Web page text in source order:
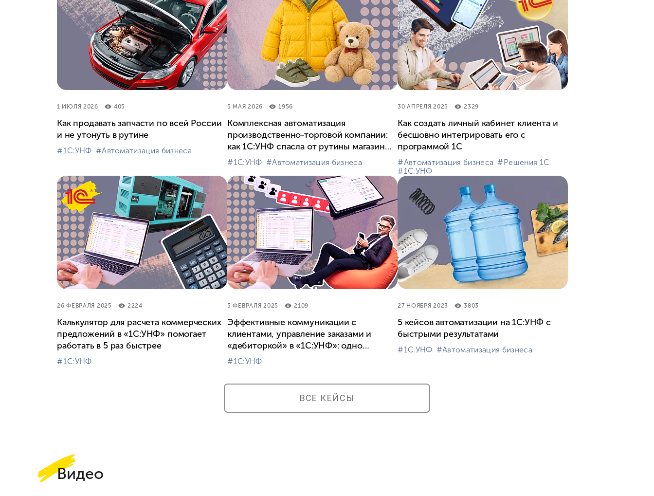
1 ИЮЛЯ 2026 405
Как продавать запчасти по всей России
и не утонуть в рутине
#⁣1С:УНФ #⁣Автоматизация бизнеса
5 МАЯ 2026 1956
Комплексная автоматизация
производственно-торговой компании:
как 1С:УНФ спасла от рутины магазин
«Егорка»
#⁣1С:УНФ #⁣Автоматизация бизнеса
30 АПРЕЛЯ 2025 2329
Как создать личный кабинет клиента и
бесшовно интегрировать его с
программой 1С
#⁣Автоматизация бизнеса #⁣Решения 1С
#⁣1С:УНФ
26 ФЕВРАЛЯ 2025 2224
Калькулятор для расчета коммерческих
предложений в «1С:УНФ» помогает
работать в 5 раз быстрее
#⁣1С:УНФ
5 ФЕВРАЛЯ 2025 2109
Эффективные коммуникации с
клиентами, управление заказами и
«дебиторкой» в «1С:УНФ»: одно
решение для трех задач
#⁣1С:УНФ
27 НОЯБРЯ 2023 3803
5 кейсов автоматизации на 1С:УНФ с
быстрыми результатами
#⁣1С:УНФ #⁣Автоматизация бизнеса
ВСЕ КЕЙСЫ
Видео